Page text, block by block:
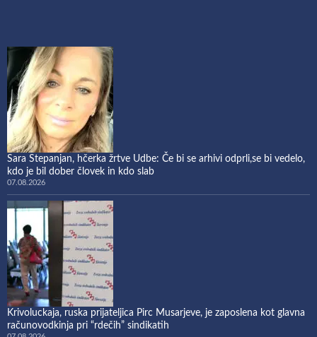
Sara Stepanjan, hčerka žrtve Udbe: Če bi se arhivi odprli,se bi vedelo,
kdo je bil dober človek in kdo slab
07.08.2026
Krivoluckaja, ruska prijateljica Pirc Musarjeve, je zaposlena kot glavna
računovodkinja pri “rdečih” sindikatih